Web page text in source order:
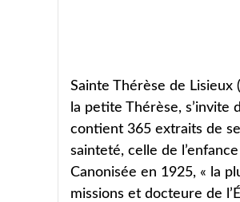
Sainte Thérèse de Lisieux
la petite Thérèse,
contient 365 extraits de
sainteté, celle de
Canonisée en 1925, « la
missions et docteure de